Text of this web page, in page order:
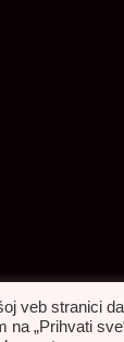
veb stranici
na „Prihvati